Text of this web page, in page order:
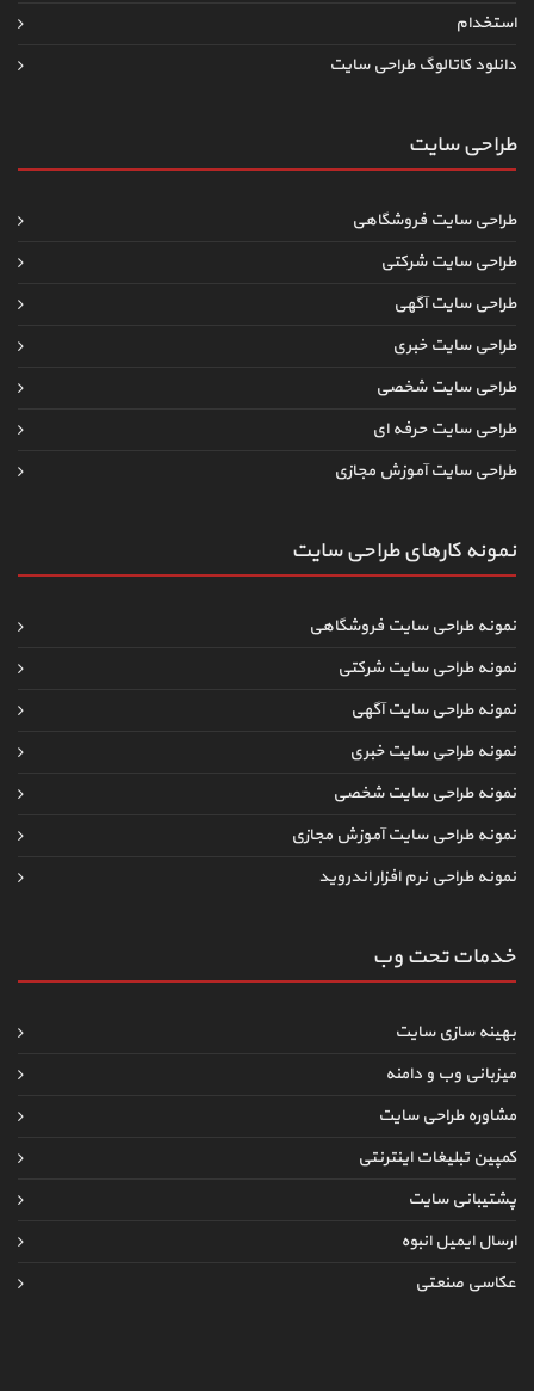
استخدام
دانلود کاتالوگ طراحی سایت
طراحی سایت
طراحی سایت فروشگاهی
طراحی سایت شرکتی
طراحی سایت آگهی
طراحی سایت خبری
طراحی سایت شخصی
طراحی سایت حرفه ای
طراحی سایت آموزش مجازی
نمونه کارهای طراحی سایت
نمونه طراحی سایت فروشگاهی
نمونه طراحی سایت شرکتی
نمونه طراحی سایت آگهی
نمونه طراحی سایت خبری
نمونه طراحی سایت شخصی
نمونه طراحی سایت آموزش مجازی
نمونه طراحی نرم افزار اندروید
خدمات تحت وب
بهینه سازی سایت
میزبانی وب و دامنه
مشاوره طراحی سایت
کمپین تبلیغات اینترنتی
پشتیبانی سایت
ارسال ایمیل انبوه
عکاسی صنعتی